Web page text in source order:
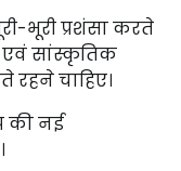
भूरी प्रशंसा करते
एवं सांस्कृतिक
रहने चाहिए।
की नई